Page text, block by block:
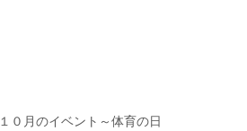
１０月のイベント～体育の日